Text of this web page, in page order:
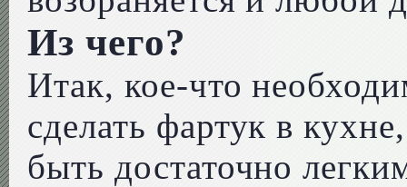
Из чего?
Итак, кое-что
сделать фартук в
быть достаточно